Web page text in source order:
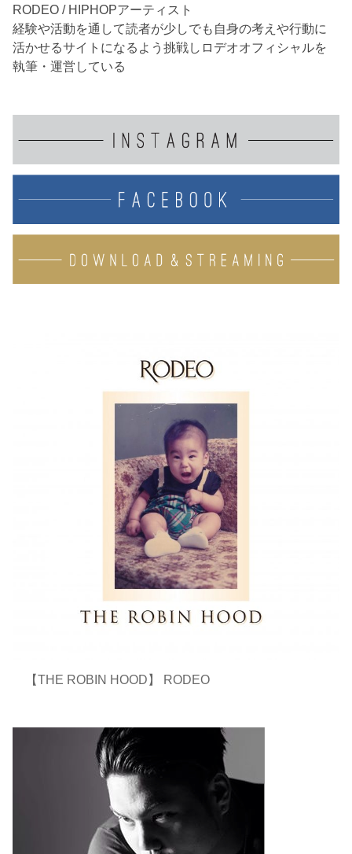
RODEO / HIPHOPアーティスト
経験や活動を通して読者が少しでも自身の考えや行動に
活かせるサイトになるよう挑戦しロデオオフィシャルを
執筆・運営している
【THE ROBIN HOOD】 RODEO